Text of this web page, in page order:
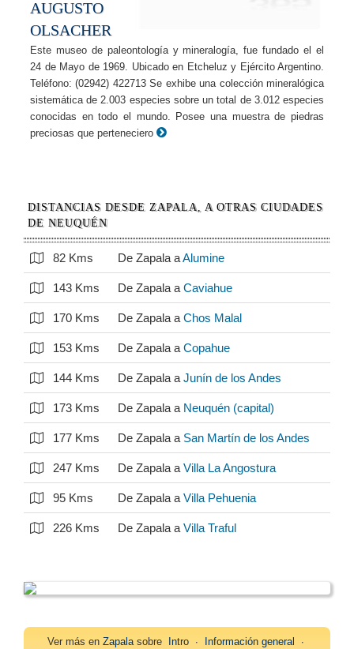
AUGUSTO
OLSACHER
Este museo de paleontología y mineralogía, fue fundado el el
24 de Mayo de 1969. Ubicado en Etcheluz y Ejército Argentino.
Teléfono: (02942) 422713 Se exhibe una colección mineralógica
sistemática de 2.003 especies sobre un total de 3.012 especies
conocidas en todo el mundo. Posee una muestra de piedras
preciosas que perteneciero
DISTANCIAS DESDE ZAPALA, A OTRAS CIUDADES
DE NEUQUÉN
82 Kms De Zapala aAlumine
143 Kms De Zapala aCaviahue
170 Kms De Zapala aChos Malal
153 Kms De Zapala aCopahue
144 Kms De Zapala aJunín de los Andes
173 Kms De Zapala a Neuquén (capital)
177 Kms De Zapala a San Martín de los Andes
247 Kms De Zapala aVilla La Angostura
95 Kms De Zapala aVilla Pehuenia
226 Kms De Zapala aVilla Traful
Ver más en Zapalasobre Intro∙ Información general ∙